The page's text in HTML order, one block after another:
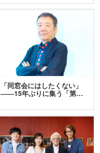
「同窓会にはしたくない」
――15年ぶりに集う「第…